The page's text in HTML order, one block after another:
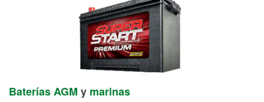
Baterías AGM y marinas